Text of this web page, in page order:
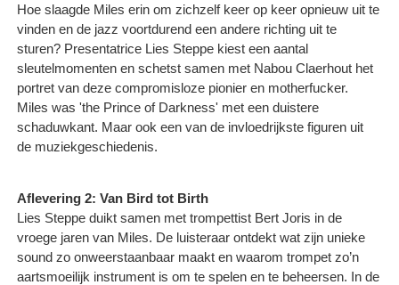
Hoe slaagde Miles erin om zichzelf keer op keer opnieuw uit te
vinden en de jazz voortdurend een andere richting uit te
sturen? Presentatrice Lies Steppe kiest een aantal
sleutelmomenten en schetst samen met Nabou Claerhout het
portret van deze compromisloze pionier en motherfucker.
Miles was 'the Prince of Darkness' met een duistere
schaduwkant. Maar ook een van de invloedrijkste figuren uit
de muziekgeschiedenis.
Aflevering 2: Van Bird tot Birth
Lies Steppe duikt samen met trompettist Bert Joris in de
vroege jaren van Miles. De luisteraar ontdekt wat zijn unieke
sound zo onweerstaanbaar maakt en waarom trompet zo’n
aartsmoeilijk instrument is om te spelen en te beheersen. In de